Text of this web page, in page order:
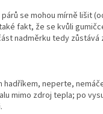
se mohou mírně lišit
fakt, že se kvůli
nadměrku tedy zůstává
hadříkem, neperte,
mimo zdroj tepla; po